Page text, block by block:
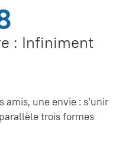
: Infiniment
amis, une envie : s’unir
trois formes